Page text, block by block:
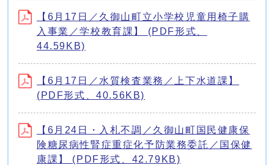
【6月17日／久御山町立小学校児童用椅子購
入事業／学校教育課】 (PDF形式、
44.59KB)
【6月17日／水質検査業務／上下水道課】
(PDF形式、40.56KB)
【6月24日・入札不調／久御山町国民健康保
険糖尿病性腎症重症化予防業務委託／国保健
康課】 (PDF形式、42.79KB)